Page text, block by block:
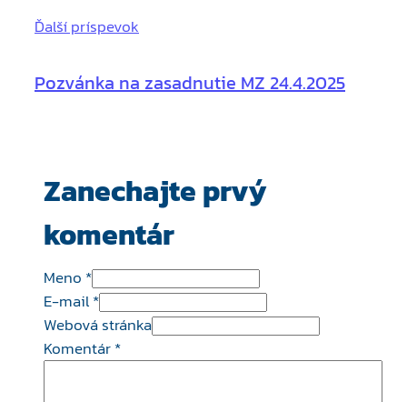
Ďalší príspevok
Pozvánka na zasadnutie MZ 24.4.2025
Zanechajte prvý
komentár
Meno *
E-mail *
Webová stránka
Komentár*